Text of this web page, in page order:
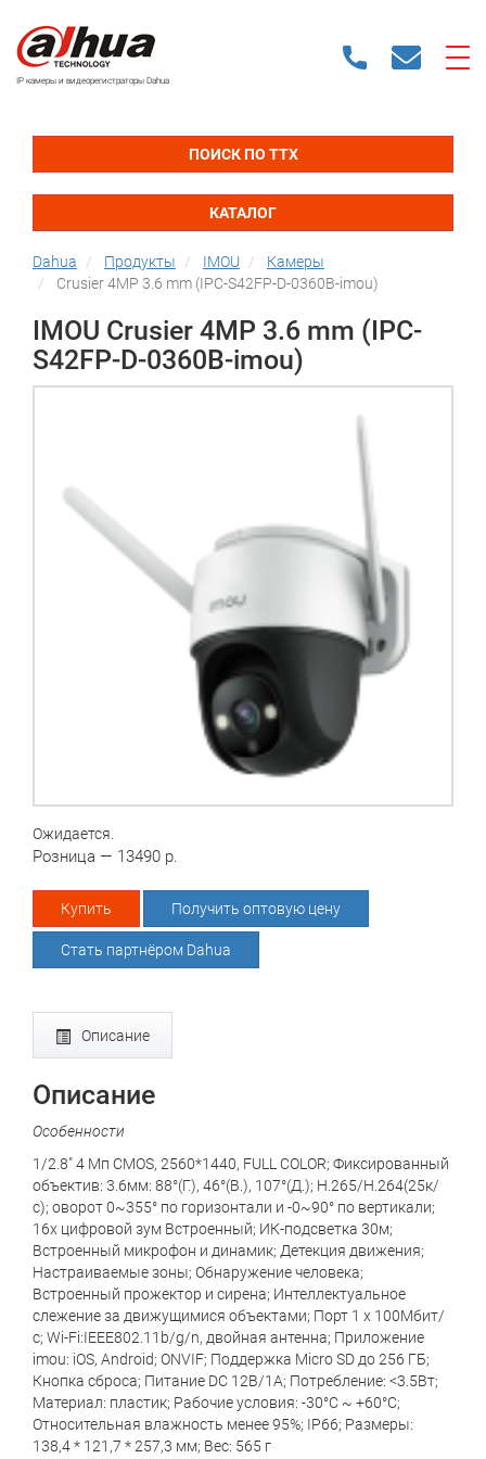
IP камеры и видеорегистраторы Dahua
ПОИСК ПО ТТХ
КАТАЛОГ
Dahua Продукты IMOU
Камеры
Crusier 4MP 3.6 mm (IPC-S42FP-D-0360B-imou)
IMOU Crusier 4MP 3.6 mm (IPC-
S42FP-D-0360B-imou)
Ожидается.
Розница — 13490 р.
Купить Получить оптовую цену
Стать партнёром Dahua
Описание
Описание
Особенности
1/2.8" 4 Мп CMOS, 2560*1440, FULL COLOR; Фиксированный
объектив: 3.6мм: 88°(Г.), 46°(В.), 107°(Д.); H.265/H.264(25к/
с); оворот 0~355° по горизонтали и -0~90° по вертикали;
16x цифровой зум Встроенный; ИК-подсветка 30м;
Встроенный микрофон и динамик; Детекция движения;
Настраиваемые зоны; Обнаружение человека;
Встроенный прожектор и сирена; Интеллектуальное
слежение за движущимися объектами; Порт 1 x 100Мбит/
с; Wi-Fi:IEEE802.11b/g/n, двойная антенна; Приложение
imou: iOS, Android; ONVIF; Поддержка Micro SD до 256 ГБ;
Кнопка сброса; Питание DC 12В/1A; Потребление: <3.5Вт;
Материал: пластик; Рабочие условия: -30°C ~ +60°C;
Относительная влажность менее 95%; IP66; Размеры:
138,4 * 121,7 * 257,3 мм; Вес: 565 г